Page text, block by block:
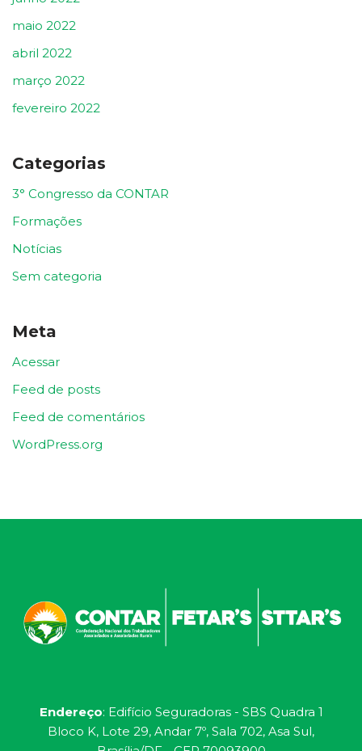
maio 2022
abril 2022
março 2022
fevereiro 2022
Categorias
3° Congresso da CONTAR
Formações
Notícias
Sem categoria
Meta
Acessar
Feed de posts
Feed de comentários
WordPress.org
Endereço: Edifício Seguradoras - SBS Quadra 1
Bloco K, Lote 29, Andar 7º, Sala 702, Asa Sul,